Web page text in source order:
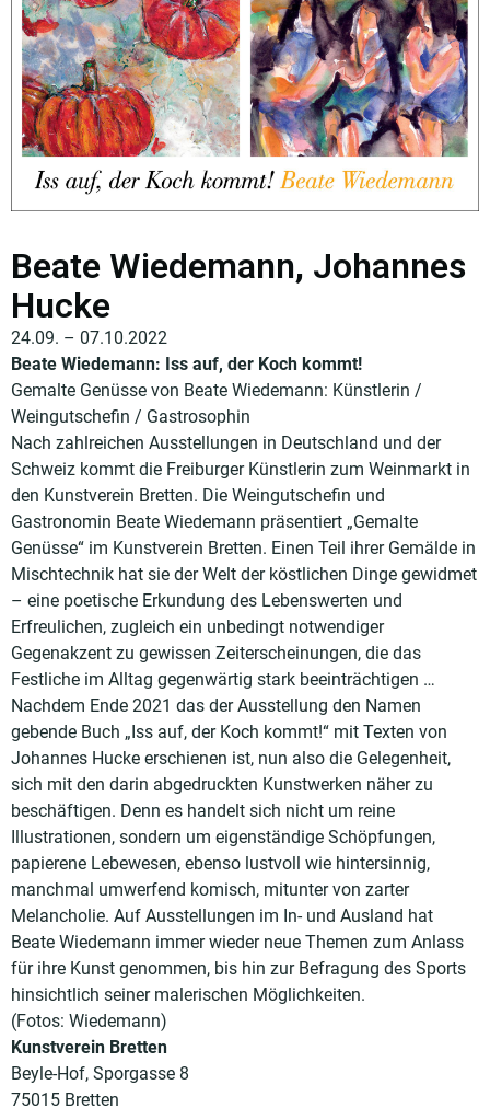
Beate Wiedemann, Johannes
Hucke
24.09. – 07.10.2022
Beate Wiedemann: Iss auf, der Koch kommt!
Gemalte Genüsse von Beate Wiedemann: Künstlerin /
Weingutschefin / Gastrosophin
Nach zahlreichen Ausstellungen in Deutschland und der
Schweiz kommt die Freiburger Künstlerin zum Weinmarkt in
den Kunstverein Bretten. Die Weingutschefin und
Gastronomin Beate Wiedemann präsentiert „Gemalte
Genüsse“ im Kunstverein Bretten. Einen Teil ihrer Gemälde in
Mischtechnik hat sie der Welt der köstlichen Dinge gewidmet
– eine poetische Erkundung des Lebenswerten und
Erfreulichen, zugleich ein unbedingt notwendiger
Gegenakzent zu gewissen Zeiterscheinungen, die das
Festliche im Alltag gegenwärtig stark beeinträchtigen …
Nachdem Ende 2021 das der Ausstellung den Namen
gebende Buch „Iss auf, der Koch kommt!“ mit Texten von
Johannes Hucke erschienen ist, nun also die Gelegenheit,
sich mit den darin abgedruckten Kunstwerken näher zu
beschäftigen. Denn es handelt sich nicht um reine
Illustrationen, sondern um eigenständige Schöpfungen,
papierene Lebewesen, ebenso lustvoll wie hintersinnig,
manchmal umwerfend komisch, mitunter von zarter
Melancholie. Auf Ausstellungen im In- und Ausland hat
Beate Wiedemann immer wieder neue Themen zum Anlass
für ihre Kunst genommen, bis hin zur Befragung des Sports
hinsichtlich seiner malerischen Möglichkeiten.
(Fotos: Wiedemann)
Kunstverein Bretten
Beyle-Hof, Sporgasse 8
75015 Bretten